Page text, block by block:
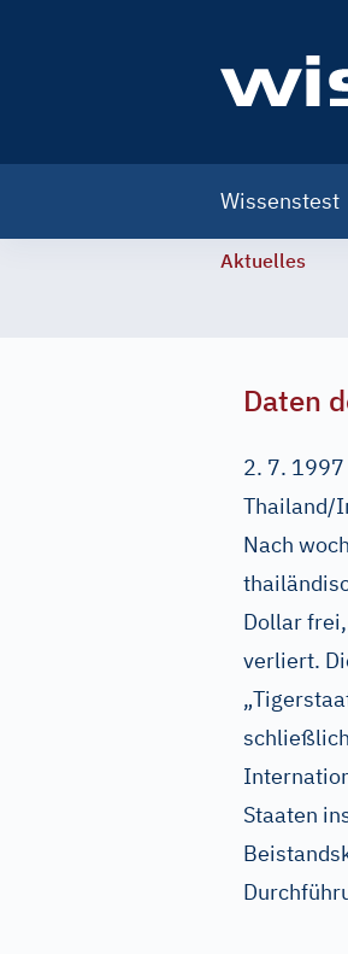
navigation
Wissenstest
Aktuelles
Daten
2. 7. 1997
Thailand/
Nach
Dollar
verliert.
Staaten